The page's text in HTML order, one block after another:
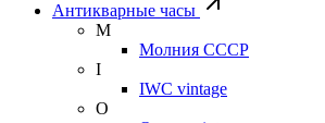
Антикварные часы
М
Молния СССР
I
IWC vintage
O